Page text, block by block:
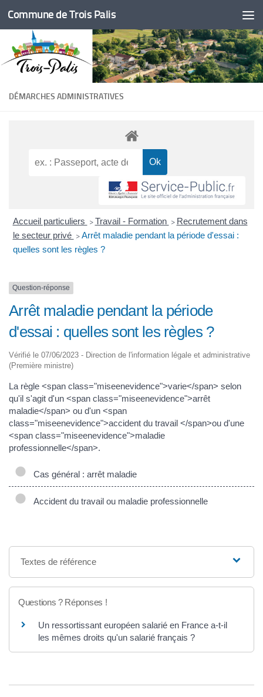
Skip to content
Commune de Trois Palis
DÉMARCHES ADMINISTRATIVES
Accueil particuliers > Travail - Formation > Recrutement dans
le secteur privé > Arrêt maladie pendant la période d'essai :
quelles sont les règles ?
Question-réponse
Arrêt maladie pendant la période
d'essai : quelles sont les règles ?
Vérifié le 07/06/2023 - Direction de l'information légale et administrative
(Première ministre)
La règle <span class="miseenevidence">varie</span> selon
qu'il s'agit d'un <span class="miseenevidence">arrêt
maladie</span> ou d'un <span
class="miseenevidence">accident du travail </span>ou d'une
<span class="miseenevidence">maladie
professionnelle</span>.
Cas général : arrêt maladie
Accident du travail ou maladie professionnelle
Textes de référence
Questions ? Réponses !
Un ressortissant européen salarié en France a-t-il
les mêmes droits qu'un salarié français ?